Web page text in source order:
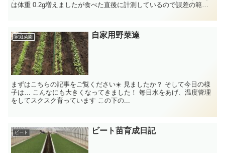
は体重 0.2g増えましたが食べた直後に計測しているので誤差の範囲
家庭菜園 自家用野菜達
まずはこちらの記事をご覧ください☀️ 見ましたか？ そして今日の様
子は… こんなにも大きくなってきました！ 毎日水をあげ、温度管理
をしてスクスク育っています この下の...
ビート ビート苗育成日記